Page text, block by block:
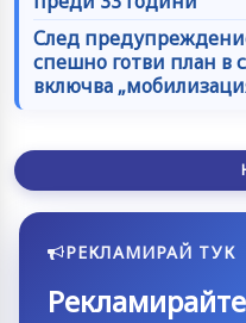
След
спешно готви план в
включва
РЕКЛАМИРАЙ ТУК